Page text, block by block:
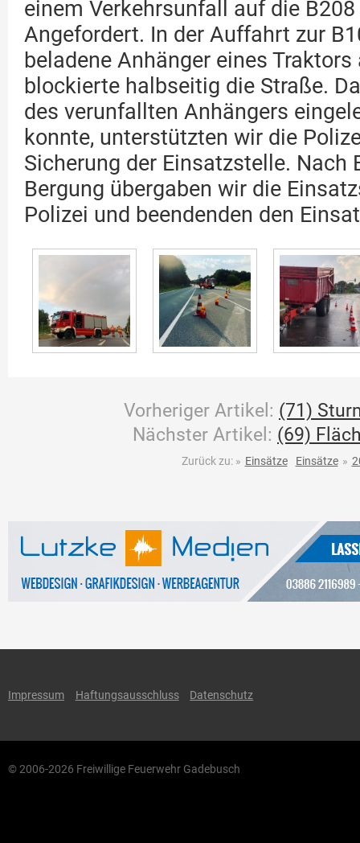
einem Verkehrsunfall auf die
Angefordert. In der Auffahrt zur
beladene Anhänger eines
blockierte halbseitig die Straße.
des verunfallten Anhängers
konnte, unterstützten wir die
Sicherung der Einsatzstelle. Nach
Bergung übergaben wir die
Polizei und beendenden den
Vorheriger Artikel: (71)
Nächster Artikel: (69)
Zurück zu: » Einsätze Einsätze »
Impressum Haftungsausschluss Datenschutz
© 2006-2026 Freiwillige Feuerwehr Gadebusch